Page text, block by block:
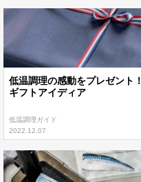
低温調理の感動をプレゼント！
ギフトアイディア
低温調理ガイド
2022.12.07